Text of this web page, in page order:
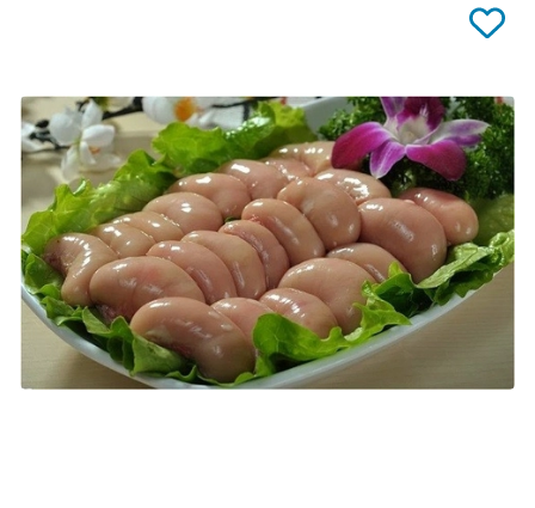
Mã giảm giá:
Ngày hết hạn:
Điều kiện: